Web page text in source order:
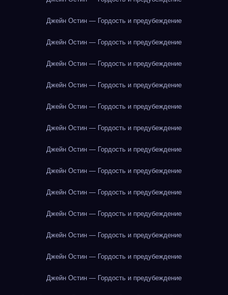
Джейн Остин — Гордость и предубеждение
Джейн Остин — Гордость и предубеждение
Джейн Остин — Гордость и предубеждение
Джейн Остин — Гордость и предубеждение
Джейн Остин — Гордость и предубеждение
Джейн Остин — Гордость и предубеждение
Джейн Остин — Гордость и предубеждение
Джейн Остин — Гордость и предубеждение
Джейн Остин — Гордость и предубеждение
Джейн Остин — Гордость и предубеждение
Джейн Остин — Гордость и предубеждение
Джейн Остин — Гордость и предубеждение
Джейн Остин — Гордость и предубеждение